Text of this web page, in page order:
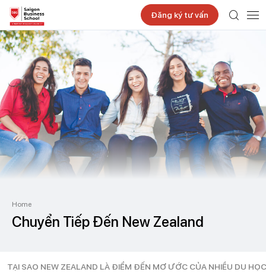
Đăng ký tư vấn
Home
Chuyển Tiếp Đến New Zealand
TẠI SAO NEW ZEALAND LÀ ĐIỂM ĐẾN MƠ ƯỚC CỦA NHIỀU DU